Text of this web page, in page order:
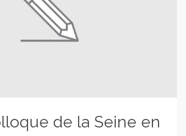
de la Seine en